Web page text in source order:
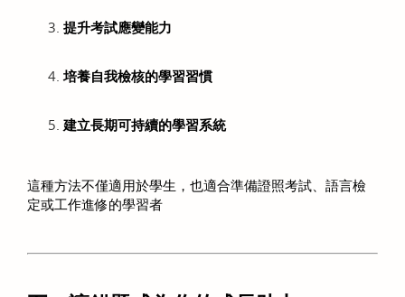
提升考試應變能力
培養自我檢核的學習習慣
建立長期可持續的學習系統
這種方法不僅適用於學生，也適合準備證照考試、語言檢
定或工作進修的學習者